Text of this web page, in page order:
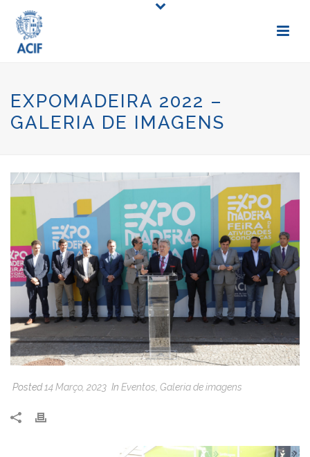
EXPOMADEIRA 2022 –
GALERIA DE IMAGENS
Posted14 Março, 2023 In Eventos Galeria de imagens